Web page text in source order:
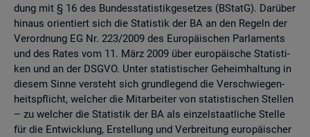
dung mit § 16 des Bun­des­sta­tis­tik­ge­set­zes (BStatG). Dar­über
hin­aus ori­en­tiert sich die Sta­tis­tik der BA an den Re­geln der
Ver­ord­nung EG Nr. 223/2009 des Eu­ro­päi­schen Par­la­ments
und des Rates vom 11. März 2009 über eu­ro­päi­sche Sta­tis­ti­
ken und an der DSGVO. Unter sta­tis­ti­scher Ge­heim­hal­tung in
die­sem Sinne ver­steht sich grund­le­gend die Ver­schwie­gen­
heits­pflicht, wel­cher die Mit­ar­bei­ter von sta­tis­ti­schen Stel­len
– zu wel­cher die Sta­tis­tik der BA als ein­zel­staat­li­che Stel­le
für die Ent­wick­lung, Er­stel­lung und Ver­brei­tung eu­ro­päi­scher